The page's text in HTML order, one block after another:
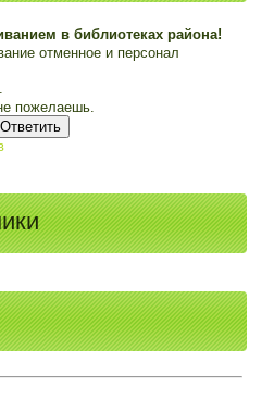
в библиотеках района!
отменное и персонал
пожелаешь.